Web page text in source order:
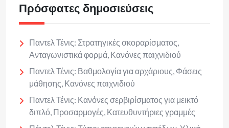
Πρόσφατες δημοσιεύσεις
Παντελ Τένις: Στρατηγικές σκοραρίσματος,
Ανταγωνιστικά φορμά, Κανόνες παιχνιδιού
Παντελ Τένις: Βαθμολογία για αρχάριους, Φάσεις
μάθησης, Κανόνες παιχνιδιού
Παντελ Τένις: Κανόνες σερβιρίσματος για μεικτό
διπλό, Προσαρμογές, Κατευθυντήριες γραμμές